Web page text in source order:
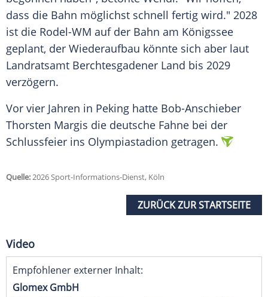
dass die Bahn möglichst schnell fertig wird." 2028
ist die Rodel-WM auf der Bahn am Königssee
geplant, der Wiederaufbau könnte sich aber laut
Landratsamt Berchtesgadener Land bis 2029
verzögern.
Vor vier Jahren in Peking hatte Bob-Anschieber
Thorsten Margis die deutsche Fahne bei der
Schlussfeier ins Olympiastadion getragen.
Quelle:2026 Sport-Informations-Dienst, Köln
ZURÜCK ZUR STARTSEITE
Video
Empfohlener externer Inhalt:
Glomex GmbH